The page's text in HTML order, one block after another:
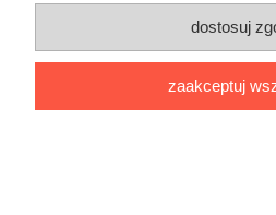
pokaż pełną
Sklep internetowy
dostosuj
zaakceptuj